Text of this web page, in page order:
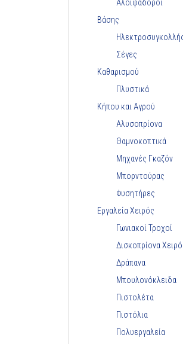
Αλοιφαδόροι
Βάσης
Σέγες
Καθαρισμού
Πλυστικά
Κήπου και Αγρού
Αλυσοπρίονα
Θαμνοκοπτικά
Μηχανές Γκαζόν
Μπορντούρας
Φυσητήρες
Εργαλεία Χειρός
Γωνιακοί Τροχοί
Δισκοπρίονα
Δράπανα
Μπουλονόκλειδα
Πιστολέτα
Πιστόλια
Πολυεργαλεία